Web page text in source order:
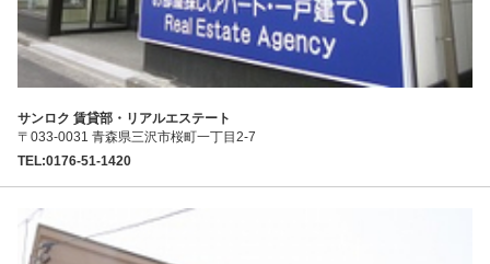
サンロク 賃貸部・リアルエステート
〒033-0031 青森県三沢市桜町一丁目2-7
TEL:0176-51-1420